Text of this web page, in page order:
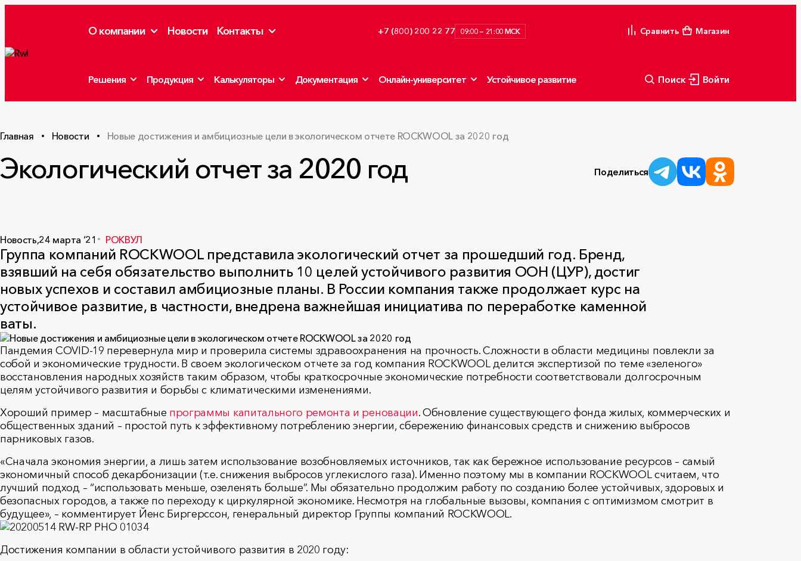
О компании Новости Контакты +7 (800) 200 22 77 09:00 — 21:00 МСК Сравнить Магазин
Решения Продукция Калькуляторы Документация Онлайн-университет Устойчивое развитие Поиск Войти
Главная Новости Новые достижения и амбициозные цели в экологическом отчете ROCKWOOL за 2020 год
Экологический отчет за 2020 год Поделиться
Новость,24 марта ‘21 РОКВУЛ
Группа компаний ROCKWOOL представила экологический отчет за прошедший год. Бренд,
взявший на себя обязательство выполнить 10 целей устойчивого развития ООН (ЦУР), достиг
новых успехов и составил амбициозные планы. В России компания также продолжает курс на
устойчивое развитие, в частности, внедрена важнейшая инициатива по переработке каменной
ваты.
Пандемия COVID-19 перевернула мир и проверила системы здравоохранения на прочность. Сложности в области медицины повлекли за
собой и экономические трудности. В своем экологическом отчете за год компания ROCKWOOL делится экспертизой по теме «зеленого»
восстановления народных хозяйств таким образом, чтобы краткосрочные экономические потребности соответствовали долгосрочным
целям устойчивого развития и борьбы с климатическими изменениями.
Хороший пример – масштабные программы капитального ремонта и реновации. Обновление существующего фонда жилых, коммерческих и
общественных зданий – простой путь к эффективному потреблению энергии, сбережению финансовых средств и снижению выбросов
парниковых газов.
«Сначала экономия энергии, а лишь затем использование возобновляемых источников, так как бережное использование ресурсов – самый
экономичный способ декарбонизации (т.е. снижения выбросов углекислого газа). Именно поэтому мы в компании ROCKWOOL считаем, что
лучший подход – “использовать меньше, озеленять больше”. Мы обязательно продолжим работу по созданию более устойчивых, здоровых и
безопасных городов, а также по переходу к циркулярной экономике. Несмотря на глобальные вызовы, компания с оптимизмом смотрит в
будущее», – комментирует Йенс Биргерссон, генеральный директор Группы компаний ROCKWOOL.
Достижения компании в области устойчивого развития в 2020 году: